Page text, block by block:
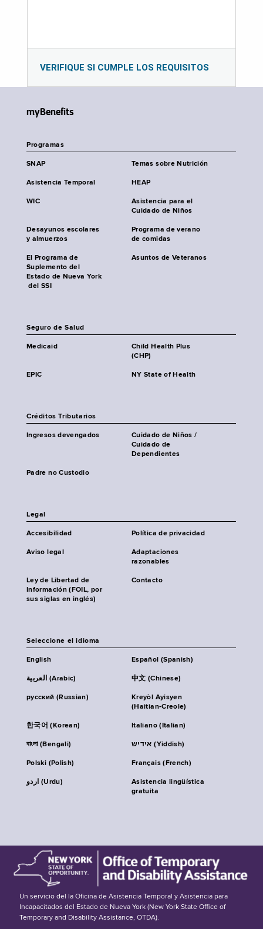
VERIFIQUE SI CUMPLE LOS REQUISITOS
myBenefits
Programas
SNAP Temas sobre Nutrición
Asistencia Temporal HEAP
WIC
Asistencia para el
Cuidado de Niños
Desayunos escolares
y almuerzos
Programa de verano
de comidas
El Programa de
Suplemento del
Estado de Nueva York
del SSI
Asuntos de Veteranos
Seguro de Salud
Medicaid
Child Health Plus
(CHP)
EPIC NY State of Health
Créditos Tributarios
Ingresos devengados
Cuidado de Niños /
Cuidado de
Dependientes
Padre no Custodio
Legal
Accesibilidad Política de privacidad
Aviso legal
Adaptaciones
razonables
Ley de Libertad de
Información (FOIL, por
sus siglas en inglés)
Contacto
Seleccione el idioma
English Español (Spanish)
العربية (Arabic) 中文 (Chinese)
русский (Russian)
Kreyòl Ayisyen
(Haitian-Creole)
한국어 (Korean) Italiano (Italian)
বাংলা (Bengali) אידיש (Yiddish)
Polski (Polish) Français (French)
اردو (Urdu)
Asistencia lingüística
gratuita
Un servicio del la Oficina de Asistencia Temporal y Asistencia para
Incapacitados del Estado de Nueva York (New York State Office of
Temporary and Disability Assistance, OTDA).